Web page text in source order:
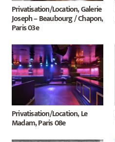
Privatisation/Location, Galerie
Joseph – Beaubourg / Chapon,
Paris 03e
Privatisation/Location, Le
Madam, Paris 08e